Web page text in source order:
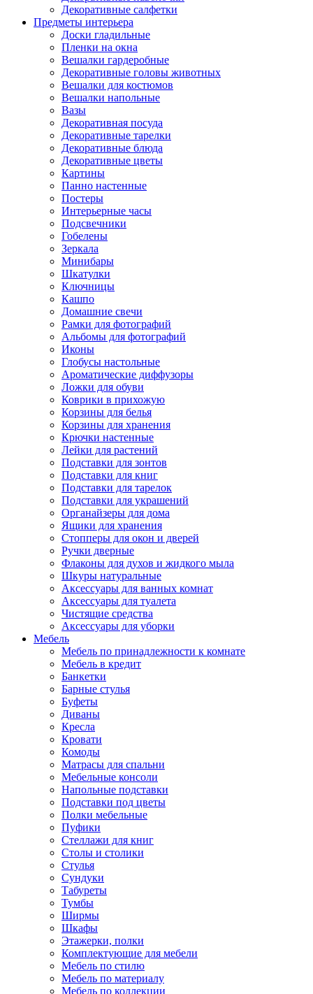
Декоративные салфетки
Предметы интерьера
Доски гладильные
Пленки на окна
Вешалки гардеробные
Декоративные головы животных
Вешалки для костюмов
Вешалки напольные
Вазы
Декоративная посуда
Декоративные тарелки
Декоративные блюда
Декоративные цветы
Картины
Панно настенные
Постеры
Интерьерные часы
Подсвечники
Гобелены
Зеркала
Минибары
Шкатулки
Ключницы
Кашпо
Домашние свечи
Рамки для фотографий
Альбомы для фотографий
Иконы
Глобусы настольные
Ароматические диффузоры
Ложки для обуви
Коврики в прихожую
Корзины для белья
Корзины для хранения
Крючки настенные
Лейки для растений
Подставки для зонтов
Подставки для книг
Подставки для тарелок
Подставки для украшений
Органайзеры для дома
Ящики для хранения
Стопперы для окон и дверей
Ручки дверные
Флаконы для духов и жидкого мыла
Шкуры натуральные
Аксессуары для ванных комнат
Аксессуары для туалета
Чистящие средства
Аксессуары для уборки
Мебель
Мебель по принадлежности к комнате
Мебель в кредит
Банкетки
Барные стулья
Буфеты
Диваны
Кресла
Кровати
Комоды
Матрасы для спальни
Мебельные консоли
Напольные подставки
Подставки под цветы
Полки мебельные
Пуфики
Стеллажи для книг
Столы и столики
Стулья
Сундуки
Табуреты
Тумбы
Ширмы
Шкафы
Этажерки, полки
Комплектующие для мебели
Мебель по стилю
Мебель по материалу
Мебель по коллекции